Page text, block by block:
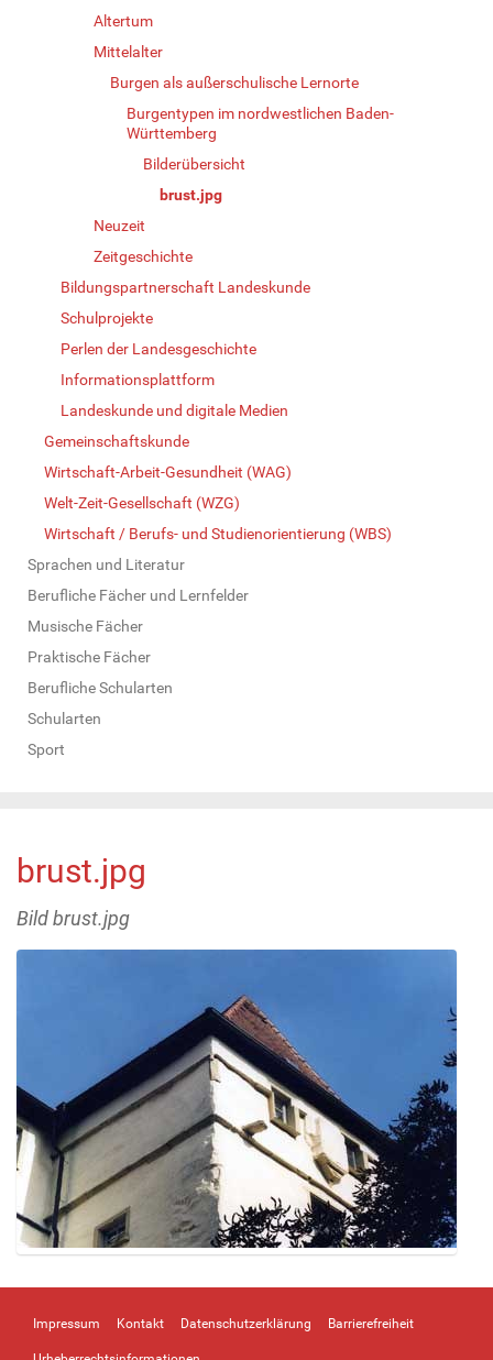
Altertum
Mittelalter
Burgen als außerschulische Lernorte
Burgentypen im nordwestlichen Baden-
Württemberg
Bilderübersicht
brust.jpg
Neuzeit
Zeitgeschichte
Bildungspartnerschaft Landeskunde
Schulprojekte
Perlen der Landesgeschichte
Informationsplattform
Landeskunde und digitale Medien
Gemeinschaftskunde
Wirtschaft-Arbeit-Gesundheit (WAG)
Welt-Zeit-Gesellschaft (WZG)
Wirtschaft / Berufs- und Studienorientierung (WBS)
Sprachen und Literatur
Berufliche Fächer und Lernfelder
Musische Fächer
Praktische Fächer
Berufliche Schularten
Schularten
Sport
brust.jpg
Bild brust.jpg
e
g
e
Impressum Kontakt Datenschutzerklärung Barrierefreiheit